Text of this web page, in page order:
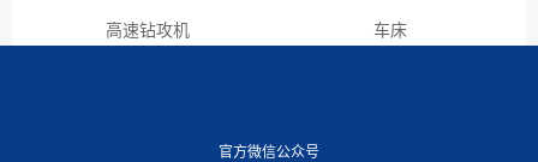
高速钻攻机 车床
官方微信公众号